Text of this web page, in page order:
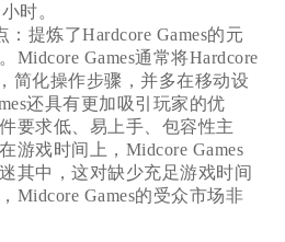
时。
提炼了Hardcore Games的元
Midcore Games通常将Hardcore
简化操作步骤，并多在移动设
还具有更加吸引玩家的优
要求低、易上手、包容性主
游戏时间上，Midcore Games
其中，这对缺少充足游戏时间
Midcore Games的受众市场非